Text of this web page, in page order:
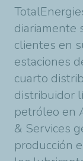
diariamente
clientes en
estaciones
cuarto
distribuidor
petróleo en
& Services
producción